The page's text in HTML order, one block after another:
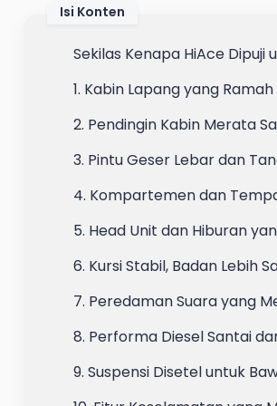
Isi Konten
Sekilas Kenapa HiAce Dipuji
1. Kabin Lapang yang
2. Pendingin Kabin Merata
3. Pintu Geser Lebar dan
4. Kompartemen dan
5. Head Unit dan Hiburan
6. Kursi Stabil, Badan Lebih
7. Peredaman Suara yang
8. Performa Diesel Santai
9. Suspensi Disetel untuk